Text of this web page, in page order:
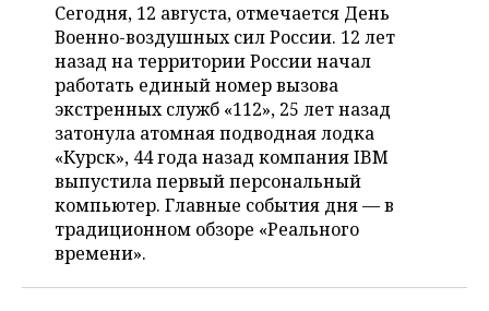
ВОЛЕЙБОЛ
КИБЕРСПОРТ
ФИГУРНОЕ КАТАНИЕ
ВОДНЫЕ ВИДЫ СПОРТА
ХОККЕЙ С МЯЧОМ
ИСТОРИЯ
КУЛЬТУРА
МЕДИЦИНА
ОБРАЗОВАНИЕ
ПРОИСШЕСТВИЯ
СПИСОК ПЕРСОН
СПИСОК КОМПАНИЙ
ПОЛНАЯ ВЕРСИЯ
Сегодня, 12 августа, отмечается День
Военно-воздушных сил России. 12 лет
назад на территории России начал
работать единый номер вызова
экстренных служб «112», 25 лет назад
затонула атомная подводная лодка
«Курск», 44 года назад компания IBM
выпустила первый персональный
компьютер. Главные события дня — в
традиционном обзоре «Реального
времени».